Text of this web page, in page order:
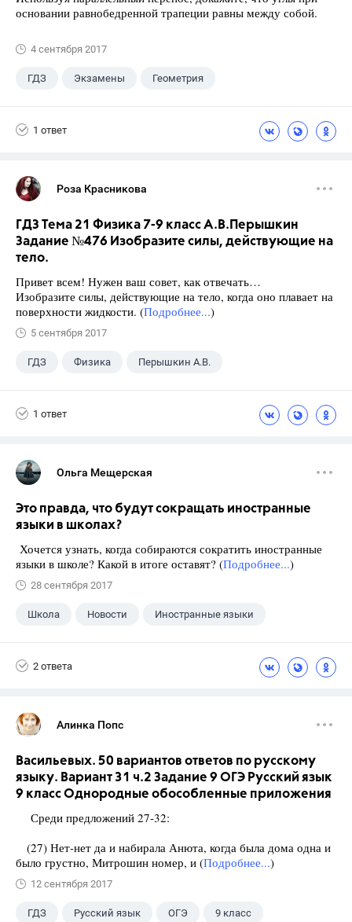
основании равнобедренной трапеции равны между собой.
4 сентября 2017
ГДЗ Экзамены Геометрия
1 ответ
Роза Красникова
ГДЗ Тема 21 Физика 7-9 класс А.В.Перышкин
Задание №476 Изобразите силы, действующие на
тело.
Привет всем! Нужен ваш совет, как отвечать…
Изобразите силы, действующие на тело, когда оно плавает на
поверхности жидкости. (Подробнее...)
5 сентября 2017
ГДЗ Физика Перышкин А.В.
1 ответ
Ольга Мещерская
Это правда, что будут сокращать иностранные
языки в школах?
Хочется узнать, когда собираются сократить иностранные
языки в школе? Какой в итоге оставят? (Подробнее...)
28 сентября 2017
Школа Новости Иностранные языки
2 ответа
Алинка Попс
Васильевых. 50 вариантов ответов по русскому
языку. Вариант 31 ч.2 Задание 9 ОГЭ Русский язык
9 класс Однородные обособленные приложения
Среди предложений 27-32:
(27) Нет-нет да и набирала Анюта, когда была дома одна и
было грустно, Митрошин номер, и (Подробнее...)
12 сентября 2017
ГДЗ Русский язык ОГЭ 9 класс